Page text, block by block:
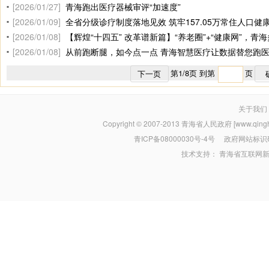
[2026/01/27] 青海跑出医疗器械审评“加速度”
[2026/01/09] 全省分级诊疗制度落地见效 筑牢157.05万常住人口健
[2026/01/08]
【辉煌“十四五” 改革谱新篇】“养老圈”+“健康网”，青
[2026/01/08] 从前跑断腿，如今点一点 青海智慧医疗让数据替您跑
下一页 第1/8页 到第 页
关于我们
Copyright © 2007-2013 青海省人民政府
青ICP备08000030号-4号 政府网站标
技术支持：青海省互联网